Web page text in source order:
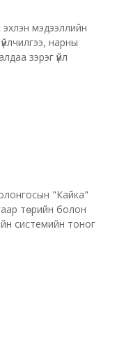
мэдээллийн
нарны
зэрэг үйл
"Кайка"
төрийн болон
системийн тоног